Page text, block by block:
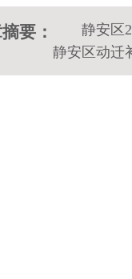
要：
静安区
静安区动迁